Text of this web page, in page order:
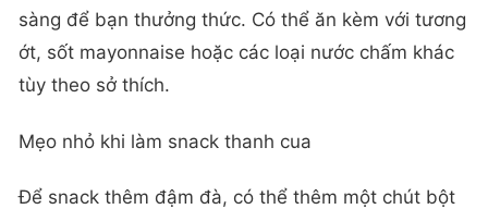
sàng để bạn thưởng thức. Có thể ăn kèm với tương
ớt, sốt mayonnaise hoặc các loại nước chấm khác
tùy theo sở thích.
Mẹo nhỏ khi làm snack thanh cua
Để snack thêm đậm đà, có thể thêm một chút bột